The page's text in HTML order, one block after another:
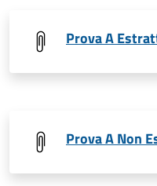
Prova A
Prova A Non